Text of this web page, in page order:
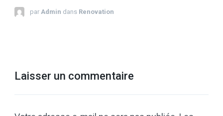
par Admin dans Renovation
Laisser un commentaire